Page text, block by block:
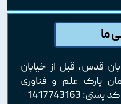
ما
قدس، قبل از خیابان
25، ساختمان پارک علم و فناوری